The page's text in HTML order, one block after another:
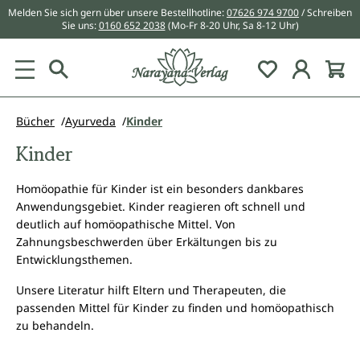
springen
Melden Sie sich gern über unsere Bestellhotline:07626 974 9700/ Schreiben
Sie uns:0160 652 2038 (Mo-Fr 8-20 Uhr, Sa 8-12 Uhr)
Du hast 0
Bücher Ayurveda Kinder
Kinder
Homöopathie für Kinder ist ein besonders dankbares
Anwendungsgebiet. Kinder reagieren oft schnell und
deutlich auf homöopathische Mittel. Von
Zahnungsbeschwerden über Erkältungen bis zu
Entwicklungsthemen.
Unsere Literatur hilft Eltern und Therapeuten, die
passenden Mittel für Kinder zu finden und homöopathisch
zu behandeln.